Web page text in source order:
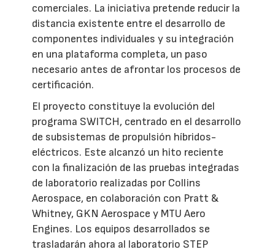
comerciales. La iniciativa pretende reducir la
distancia existente entre el desarrollo de
componentes individuales y su integración
en una plataforma completa, un paso
necesario antes de afrontar los procesos de
certificación.
El proyecto constituye la evolución del
programa SWITCH, centrado en el desarrollo
de subsistemas de propulsión híbridos-
eléctricos. Este alcanzó un hito reciente
con la finalización de las pruebas integradas
de laboratorio realizadas por Collins
Aerospace, en colaboración con Pratt &
Whitney, GKN Aerospace y MTU Aero
Engines. Los equipos desarrollados se
trasladarán ahora al laboratorio STEP